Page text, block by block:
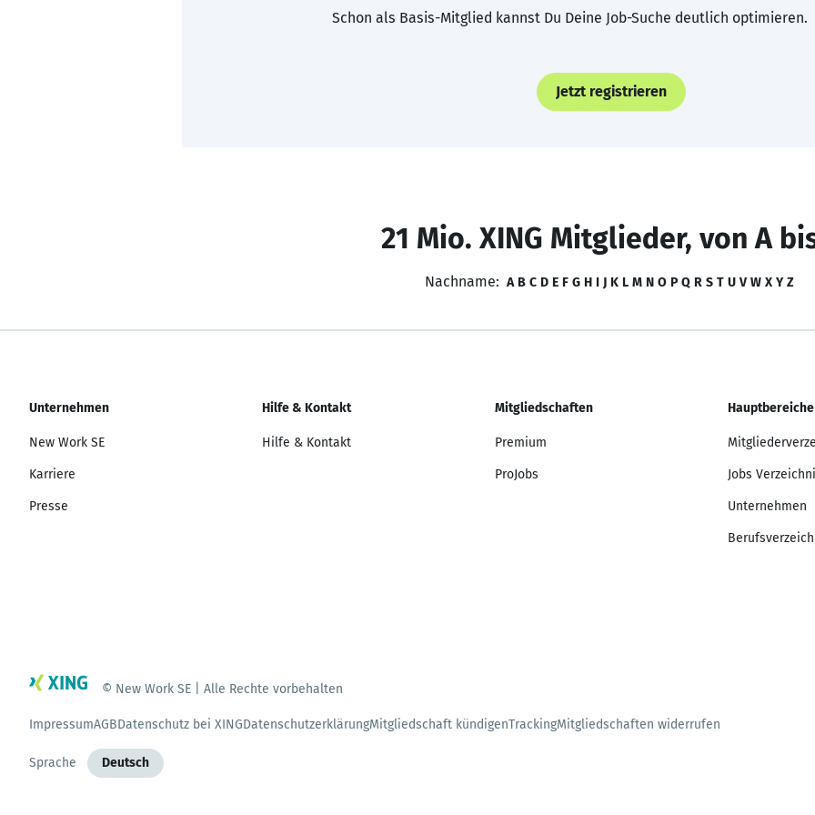
Schon als Basis-Mitglied kannst Du Deine Job-Suche deutlich optimieren.
Jetzt registrieren
21 Mio. XING Mitglieder, von A
Nachname: A B C D E F G H I J K L M N O P Q R S T U V W X Y Z
Unternehmen
New Work SE
Karriere
Presse
Hilfe & Kontakt
Hilfe & Kontakt
Mitgliedschaften
Premium
ProJobs
Hauptbereiche
Jobs
Unternehmen
© New Work SE | Alle Rechte vorbehalten
ImpressumAGBDatenschutz bei XINGDatenschutzerklärungMitgliedschaft kündigenTrackingMitgliedschaften widerrufen
Sprache Deutsch